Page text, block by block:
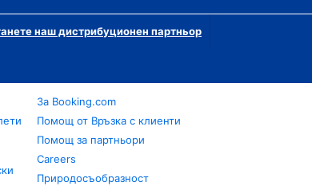
наш дистрибуционен партньор
За Booking.com
Помощ от Връзка с клиенти
Помощ за партньори
Careers
Природосъобразност